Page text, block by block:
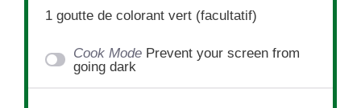
1 goutte de colorant vert (facultatif)
Cook Mode Prevent your screen from
going dark